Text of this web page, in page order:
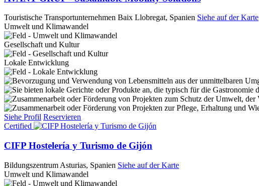
Touristische Transportunternehmen Baix Llobregat, Spanien Siehe auf der Karte
Umwelt und Klimawandel
Gesellschaft und Kultur
Lokale Entwicklung
Siehe Profil Reservieren
Certified
CIFP Hostelería y Turismo de Gijón
Bildungszentrum Asturias, Spanien Siehe auf der Karte
Umwelt und Klimawandel